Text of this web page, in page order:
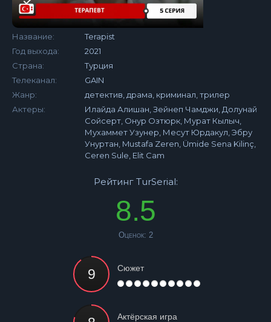
Название:
Terapist
Год выхода:
2021
Страна:
Турция
Телеканал:
GAIN
Жанр:
детектив, драма, криминал, трилер
Актеры:
Илайда Алишан, Зейнеп Чамджи, Долунай
Сойсерт, Онур Озтюрк, Мурат Кылыч,
Мухаммет Узунер, Месут Юрдакул, Эбру
Унуртан, Mustafa Zeren, Ümide Sena Kilinç,
Ceren Sule, Elit Cam
Рейтинг TurSerial:
8.5
Оценок: 2
Сюжет
Актёрская игра